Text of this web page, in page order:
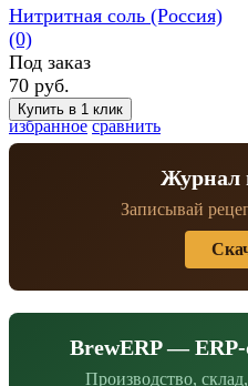
избранное сравнить
Нитритная соль (Россия)
(0)
Под заказ
70 руб.
Журнал
Записывай
BrewERP — ERP-
Производство,